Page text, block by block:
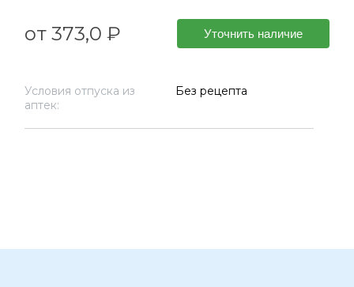
от 373,0 ₽ Уточнить наличие
Условия отпуска из
аптек:
Без рецепта